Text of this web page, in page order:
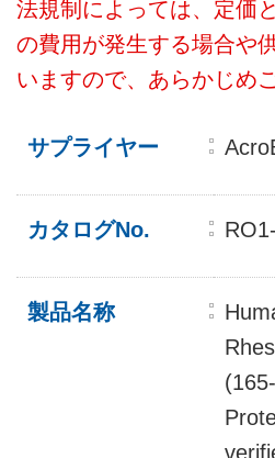
法規制によっては、定価
の費用が発生する場合や
いますので、あらかじめ
サプライヤー
カタログNo.
製品名称